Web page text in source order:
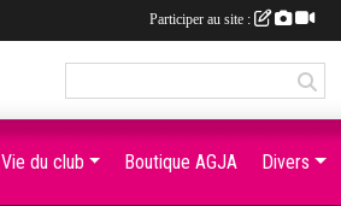
Vie du club Boutique AGJA Divers
Participer au site :